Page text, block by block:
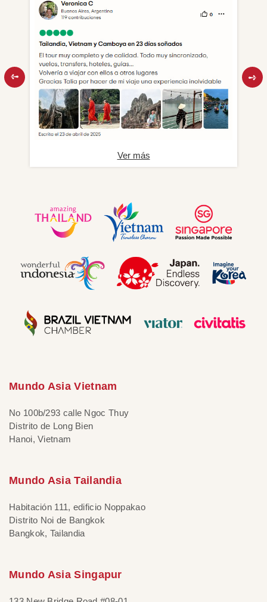
Ver más
Mundo Asia Vietnam
No 100b/293 calle Ngoc Thuy
Distrito de Long Bien
Hanoi, Vietnam
Mundo Asia Tailandia
Habitación 111, edificio Noppakao
Distrito Noi de Bangkok
Bangkok, Tailandia
Mundo Asia Singapur